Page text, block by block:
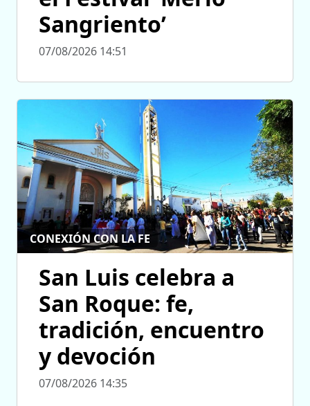
Sangriento’
07/08/2026 14:51
CONEXIÓN CON LA FE
San Luis celebra a
San Roque: fe,
tradición, encuentro
y devoción
07/08/2026 14:35